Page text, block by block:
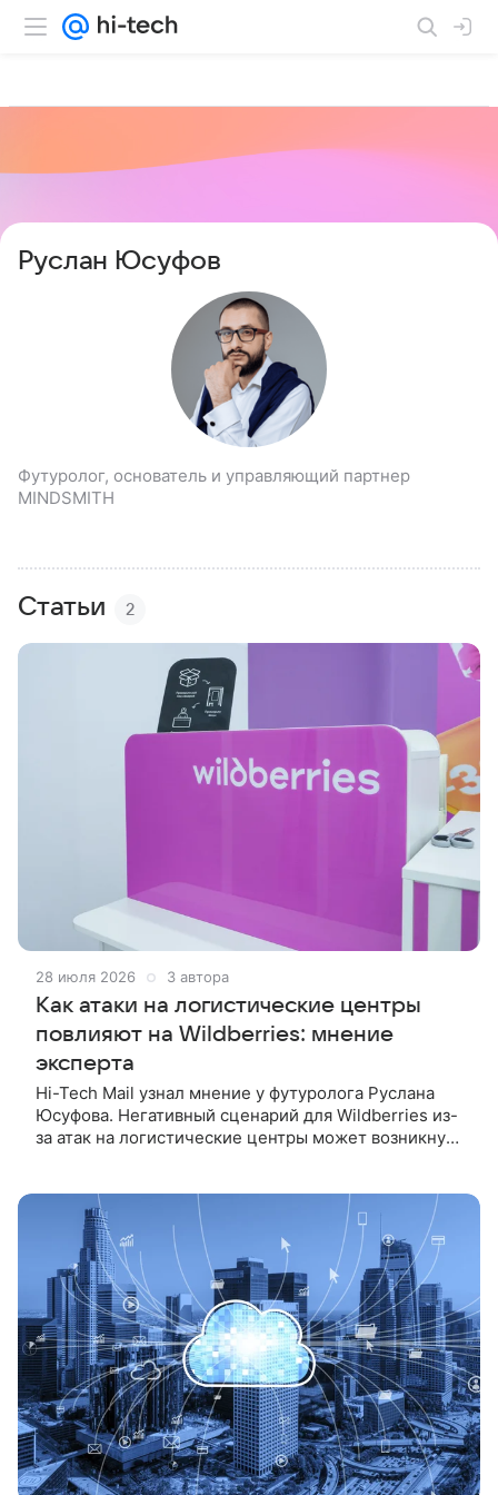
Руслан Юсуфов
Футуролог, основатель и управляющий партнер
MINDSMITH
Статьи 2
28 июля 2026 3 автора
Как атаки на логистические центры
повлияют на Wildberries: мнение
эксперта
Hi-Tech Mail узнал мнение у футуролога Руслана
Юсуфова. Негативный сценарий для Wildberries из-
за атак на логистические центры может возникнуть